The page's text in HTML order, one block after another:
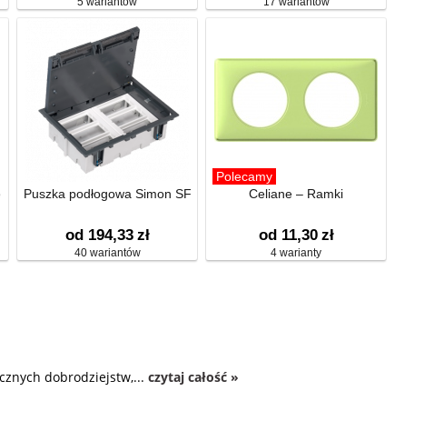
Puszka podłogowa Simon SF
od 194,33 zł
40 wariantów
Polecamy
Celiane – Ramki
od 11,30 zł
4 warianty
dobrodziejstw,... czytaj całość »